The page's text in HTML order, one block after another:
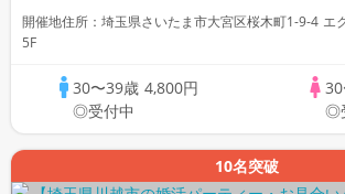
開催地住所：埼玉県さいたま市大宮区桜木町1-9-4 エ
5F
30〜39歳 4,800円
◎受付中
◎
10名突破